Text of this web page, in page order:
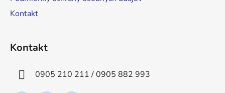
Kontakt
Kontakt
0905 210 211 / 0905 882 993